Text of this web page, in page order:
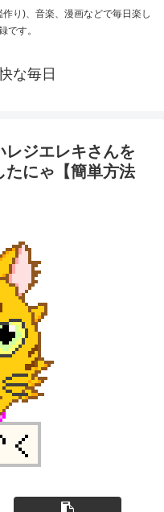
り)、音楽、漫画などで毎日楽し
です。
な毎日
レジエレキさんを
たにゃ【簡単方法